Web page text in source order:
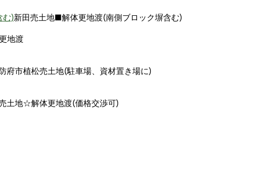
新田売土地■解体更地渡(南側ブロック塀含む)
地渡
府市植松売土地(駐車場、資材置き場に)
土地☆解体更地渡(価格交渉可)